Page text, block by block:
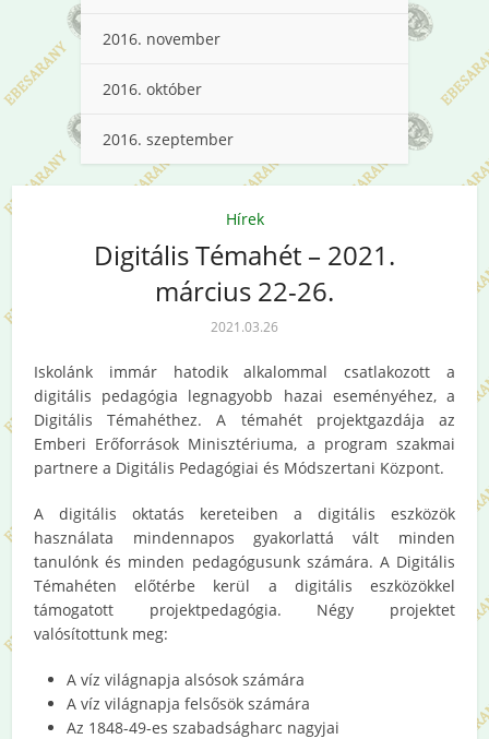
2016. november
2016. október
2016. szeptember
Hírek
Digitális Témahét – 2021.
március 22-26.
2021.03.26
Iskolánk immár hatodik alkalommal csatlakozott a
digitális pedagógia legnagyobb hazai eseményéhez, a
Digitális Témahéthez. A témahét projektgazdája az
Emberi Erőforrások Minisztériuma, a program szakmai
partnere a Digitális Pedagógiai és Módszertani Központ.
A digitális oktatás kereteiben a digitális eszközök
használata mindennapos gyakorlattá vált minden
tanulónk és minden pedagógusunk számára. A Digitális
Témahéten előtérbe kerül a digitális eszközökkel
támogatott projektpedagógia. Négy projektet
valósítottunk meg:
A víz világnapja alsósok számára
A víz világnapja felsősök számára
Az 1848-49-es szabadságharc nagyjai